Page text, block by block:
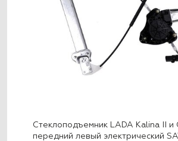
Стеклоподъемник LADA Kalina II и
передний левый электрический